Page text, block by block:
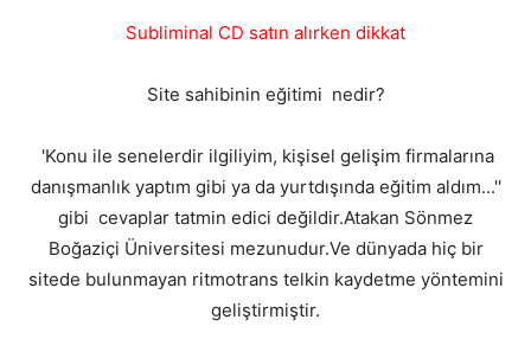
Subliminal CD satın alırken dikkat
Site sahibinin eğitimi nedir?
'Konu ile senelerdir ilgiliyim, kişisel gelişim firmalarına
danışmanlık yaptım gibi ya da yurtdışında eğitim aldım...''
gibi cevaplar tatmin edici değildir.Atakan Sönmez
Boğaziçi Üniversitesi mezunudur.Ve dünyada hiç bir
sitede bulunmayan ritmotrans telkin kaydetme yöntemini
geliştirmiştir.